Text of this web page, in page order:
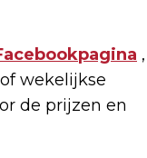
,
wekelijkse
de prijzen en